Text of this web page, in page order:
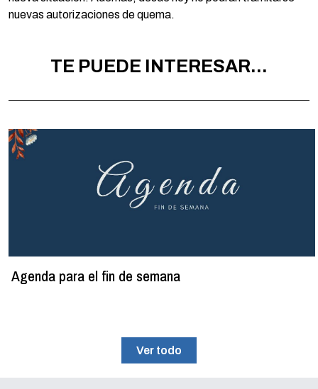
nuevas autorizaciones de quema.
TE PUEDE INTERESAR...
Agenda para el fin de semana
Ver todo